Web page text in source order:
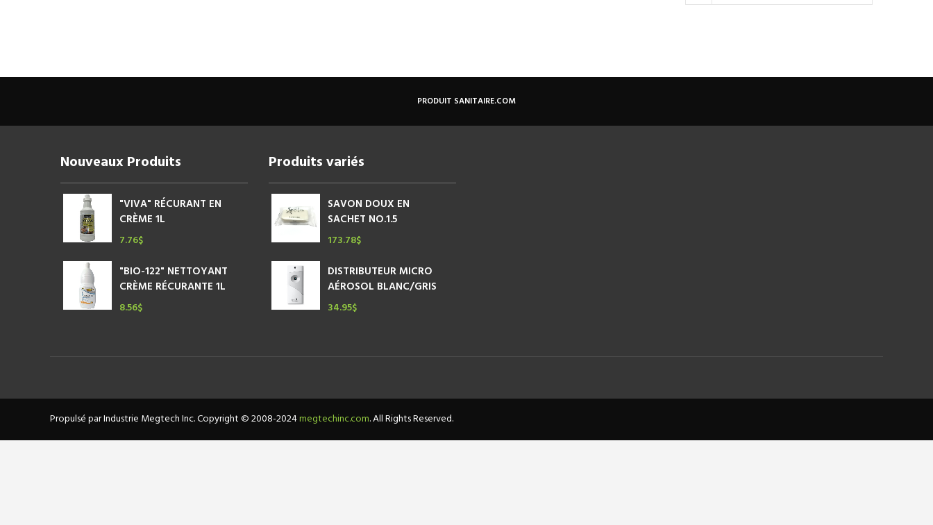
PRODUIT SANITAIRE.COM
Nouveaux Produits
"VIVA" RÉCURANT EN
CRÈME 1L
7.76$
"BIO-122" NETTOYANT
CRÈME RÉCURANTE 1L
8.56$
Produits variés
SAVON DOUX EN
SACHET NO.1.5
173.78$
DISTRIBUTEUR MICRO
AÉROSOL BLANC/GRIS
34.95$
Propulsé par Industrie Megtech Inc. Copyright © 2008-2024megtechinc.com. All Rights Reserved.